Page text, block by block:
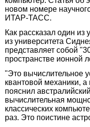
новом номере
ИТАР-ТАСС.
Как рассказал один из
из университета
представляет собой
пространстве ионной
"Это вычислительное
квантовой механики, а
пояснил
вычислительная
классических
раз. Это поистине